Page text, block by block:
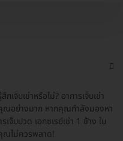
เจ็บเข่าหรือไม่? อาการเจ็บเข่า
ณอย่างมาก หากคุณกำลังมองหา
จ็บปวด เอกซเรย์เข่า 1 ข้าง ใน
ณไม่ควรพลาด!